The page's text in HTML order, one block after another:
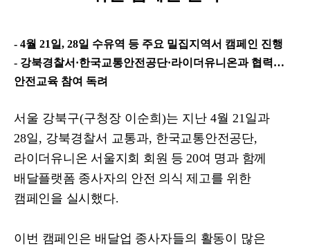
- 4월 21일, 28일 수유역 등 주요 밀집지역서 캠페인 진행
- 강북경찰서 ·한국교통안전공단·라이더유니온과 협력…
안전교육 참여 독려
서울 강북구(구청장 이순희 )는 지난 4월 21일과
28일, 강북경찰서 교통과, 한국교통안전공단,
라이더유니온 서울지회 회원 등20여 명과 함께
배달플랫폼 종사자의 안전 의식 제고를 위한
캠페인을 실시했다.
이번 캠페인은 배달업 종사자들의 활동이 많은